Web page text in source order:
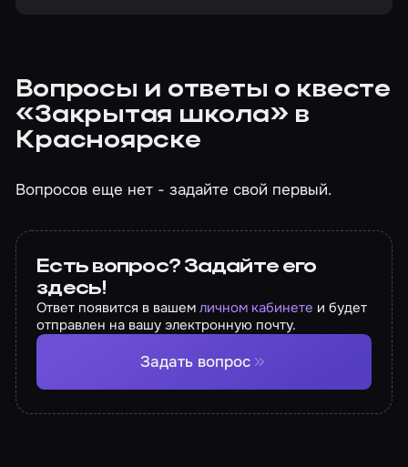
Вопросы и ответы о квесте
«Закрытая школа» в
Красноярске
Вопросов еще нет - задайте свой первый.
Есть вопрос? Задайте его
здесь!
Ответ появится в вашемличном кабинете и будет
отправлен на вашу электронную почту.
Задать вопрос